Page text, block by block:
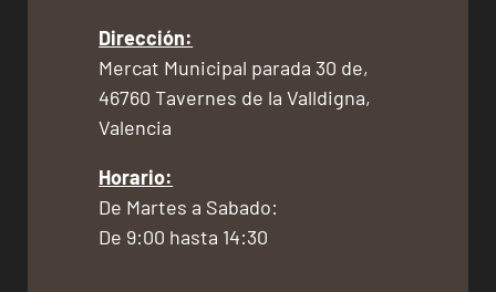
Dirección:
Mercat Municipal parada 30 de,
46760 Tavernes de la Valldigna,
Valencia
Horario:
De Martes a Sabado:
De 9:00 hasta 14:30